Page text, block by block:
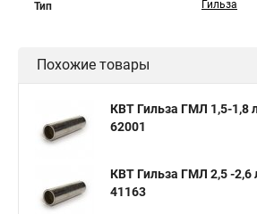
Тип Гильза
Похожие товары
КВТ Гильза ГМЛ 1,5-1,8
62001
КВТ Гильза ГМЛ 2,5 -2,6
41163